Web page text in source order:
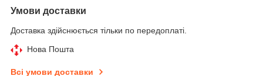
Умови доставки
Доставка здійснюється тільки по передоплаті.
Нова Пошта
Всі умови доставки